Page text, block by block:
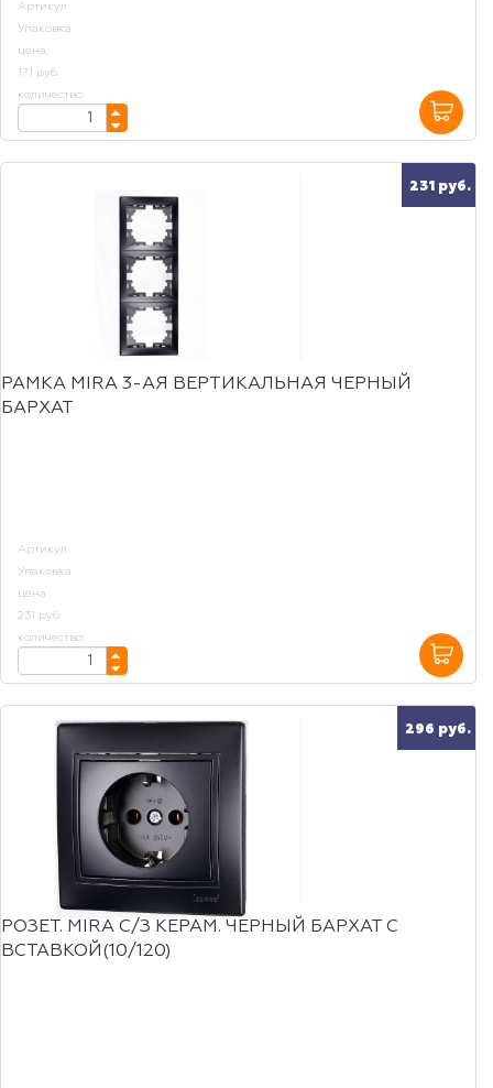
Артикул
Упаковка
цена:
171 руб.
количество:
231 руб.
РАМКА MIRA 3-АЯ ВЕРТИКАЛЬНАЯ ЧЕРНЫЙ
БАРХАТ
Артикул
Упаковка
цена:
231 руб.
количество:
296 руб.
РОЗЕТ. MIRA С/З КЕРАМ. ЧЕРНЫЙ БАРХАТ С
ВСТАВКОЙ(10/120)